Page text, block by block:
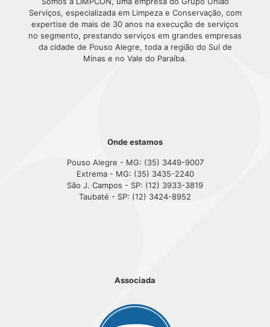
Serviços, especializada em Limpeza e Conservação, com
expertise de mais de 30 anos na execução de serviços
no segmento, prestando serviços em grandes empresas
da cidade de Pouso Alegre, toda a região do Sul de
Minas e no Vale do Paraíba.
Onde estamos
Pouso Alegre - MG: (35) 3449-9007
Extrema - MG: (35) 3435-2240
São J. Campos - SP: (12) 3933-3819
Taubaté - SP: (12) 3424-8952
Associada